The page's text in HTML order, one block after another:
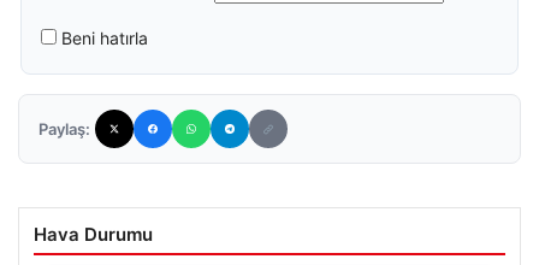
Beni hatırla
Paylaş:
Hava Durumu